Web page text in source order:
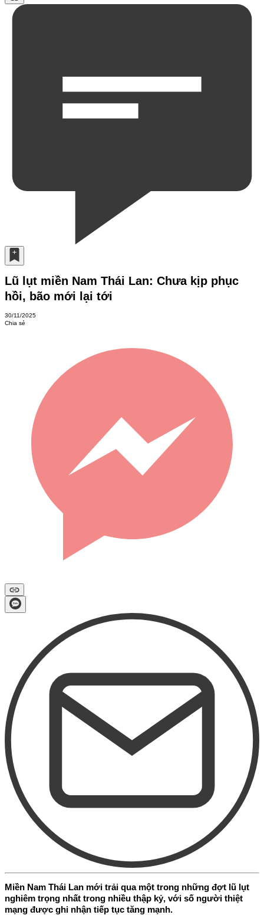
Lũ lụt miền Nam Thái Lan: Chưa kịp phục
hồi, bão mới lại tới
30/11/2025
Chia sẻ
Miền Nam Thái Lan mới trải qua một trong những đợt lũ lụt
nghiêm trọng nhất trong nhiều thập kỷ, với số người thiệt
mạng được ghi nhận tiếp tục tăng mạnh.